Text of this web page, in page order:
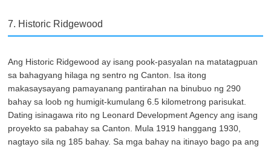
7. Historic Ridgewood
Ang Historic Ridgewood ay isang pook-pasyalan na matatagpuan
sa bahagyang hilaga ng sentro ng Canton. Isa itong
makasaysayang pamayanang pantirahan na binubuo ng 290
bahay sa loob ng humigit-kumulang 6.5 kilometrong parisukat.
Dating isinagawa rito ng Leonard Development Agency ang isang
proyekto sa pabahay sa Canton. Mula 1919 hanggang 1930,
nagtayo sila ng 185 bahay. Sa mga bahay na itinayo bago pa ang